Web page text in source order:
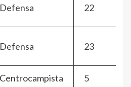
Defensa 22
Defensa 23
Centrocampista 5